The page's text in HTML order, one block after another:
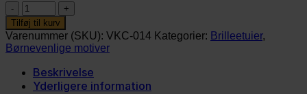
Brilleetui
–
Gepard
antal
Tilføj til kurv
Varenummer (SKU): VKC-014 Kategorier: Brilleetuier,
Børnevenlige motiver
Beskrivelse
Yderligere information